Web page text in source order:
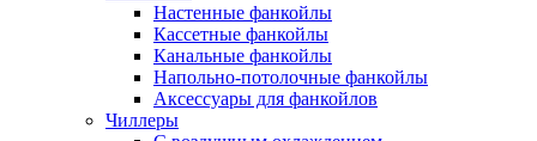
Настенные фанкойлы
Кассетные фанкойлы
Канальные фанкойлы
Напольно-потолочные фанкойлы
Аксессуары для фанкойлов
Чиллеры